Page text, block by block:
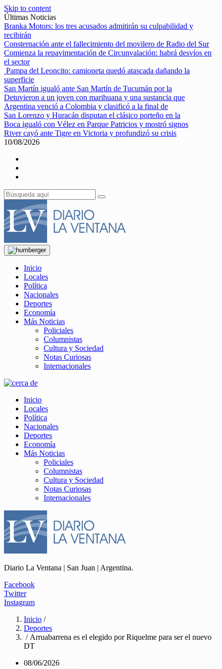
Skip to content
Últimas Noticias
Branka Motors: los tres acusados admitirán su culpabilidad y
recibirán
Consternación ante el fallecimiento del movilero de Radio del Sur
Comienza la repavimentación de Circunvalación: habrá desvíos en
el sector
Pampa del Leoncito: camioneta quedó atascada dañando la
superficie
San Martín igualó ante San Martín de Tucumán por la
Detuvieron a un joven con marihuana y una sustancia que
Argentina venció a Colombia y clasificó a la final de
San Lorenzo y Huracán disputan el clásico porteño en la
Boca igualó con Vélez en Parque Patricios y mostró signos
River cayó ante Tigre en Victoria y profundizó su crisis
10/08/2026
Inicio
Locales
Política
Nacionales
Deportes
Economía
Más Noticias
Policiales
Columnistas
Cultura y Sociedad
Notas Curiosas
Internacionales
Inicio
Locales
Política
Nacionales
Deportes
Economía
Más Noticias
Policiales
Columnistas
Cultura y Sociedad
Notas Curiosas
Internacionales
Diario La Ventana | San Juan | Argentina.
Facebook
Twitter
Instagram
Inicio /
Deportes
/ Arruabarrena es el elegido por Riquelme para ser el nuevo
DT
08/06/2026